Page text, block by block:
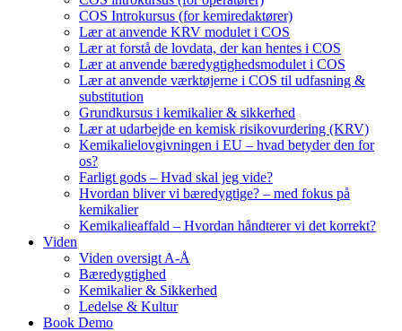
COS Introkursus (for kemiredaktører)
Lær at anvende KRV modulet i COS
Lær at forstå de lovdata, der kan hentes i COS
Lær at anvende bæredygtighedsmodulet i COS
Lær at anvende værktøjerne i COS til udfasning &
substitution
Grundkursus i kemikalier & sikkerhed
Lær at udarbejde en kemisk risikovurdering (KRV)
Kemikalielovgivningen i EU – hvad betyder den for
os?
Farligt gods – Hvad skal jeg vide?
Hvordan bliver vi bæredygtige? – med fokus på
kemikalier
Kemikalieaffald – Hvordan håndterer vi det korrekt?
Viden
Viden oversigt A-Å
Bæredygtighed
Kemikalier & Sikkerhed
Ledelse & Kultur
Book Demo